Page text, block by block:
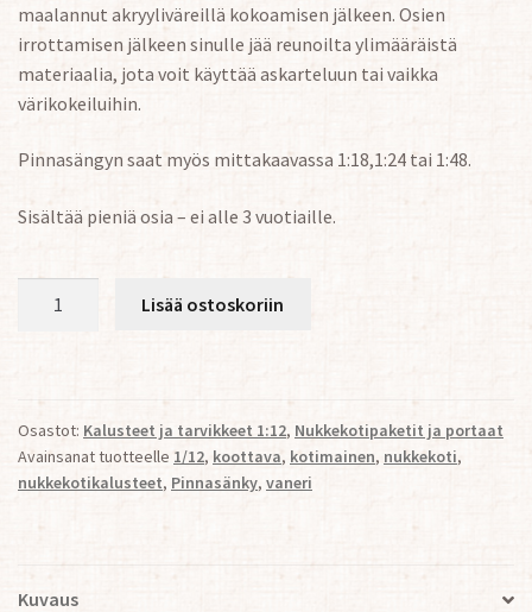
maalannut akryyliväreillä kokoamisen jälkeen. Osien
irrottamisen jälkeen sinulle jää reunoilta ylimääräistä
materiaalia, jota voit käyttää askarteluun tai vaikka
värikokeiluihin.
Pinnasängyn saat myös mittakaavassa 1:18,1:24 tai 1:48.
Sisältää pieniä osia – ei alle 3 vuotiaille.
Lisää ostoskoriin
Osastot: Kalusteet ja tarvikkeet 1:12, Nukkekotipaketit ja portaat
Avainsanat tuotteelle 1/12, koottava, kotimainen, nukkekoti,
nukkekotikalusteet, Pinnasänky, vaneri
Kuvaus